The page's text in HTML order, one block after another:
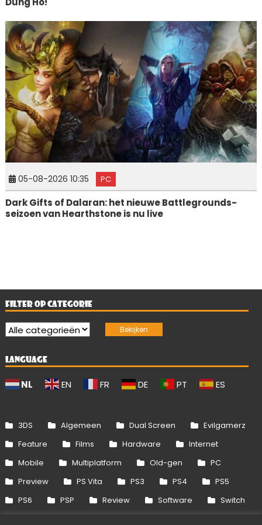
05-08-2026 10:35 PC
Dark Gifts of Dalaran: het nieuwe Battlegrounds-
seizoen van Hearthstone is nu live
FILTER OP CATEGORIE
LANGUAGE
NL EN FR DE PT ES
3DS Algemeen Dual Screen
Evilgamerz
Feature
Films Hardware
Internet
Mobile
Multiplatform Old-gen
PC
Preview
PS Vita PS3 PS4
PS5
PS6
PSP Review Software
Switch